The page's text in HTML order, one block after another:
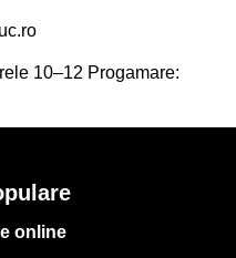
10–12 Progamare:
online